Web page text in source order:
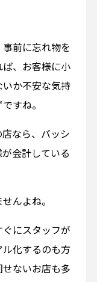
前に忘れ物を
、お客様に小
か不安な気持
すね。
なら、バッシ
会計している
んよね。
にスタッフが
化するのも方
ないお店も多